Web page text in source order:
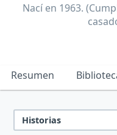
Nací en 1963.
Resumen